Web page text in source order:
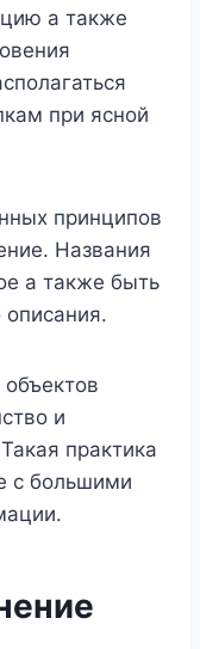
а также
при ясной
принципов
Названия
а также быть
и
практика
с большими